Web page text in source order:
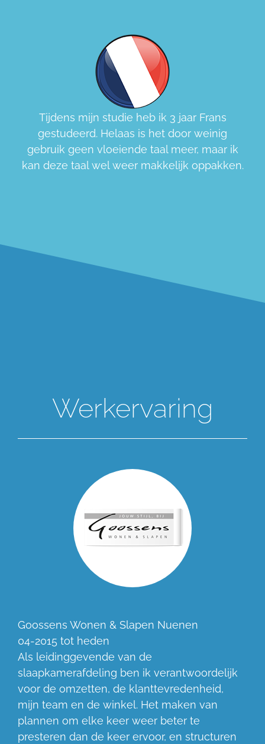
Tijdens mijn studie heb ik 3 jaar Frans
gestudeerd. Helaas is het door weinig
gebruik geen vloeiende taal meer, maar ik
kan deze taal wel weer makkelijk oppakken.
Werkervaring
Goossens Wonen & Slapen Nuenen
04-2015 tot heden
Als leidinggevende van de
slaapkamerafdeling ben ik verantwoordelijk
voor de omzetten, de klanttevredenheid,
mijn team en de winkel. Het maken van
plannen om elke keer weer beter te
presteren dan de keer ervoor, en structuren